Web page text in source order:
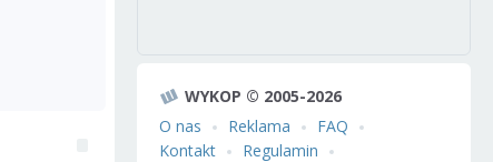
WYKOP © 2005-2026
O nas
Reklama
FAQ
Kontakt
Regulamin